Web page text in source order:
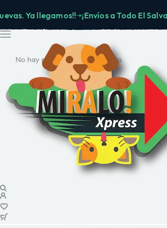
Ya llegamos!! ¡Envíos a Todo El Salvador!
No hay productos en el carrito.